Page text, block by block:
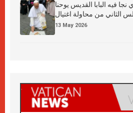
نجا فيه البابا القديس يوحنا
الثاني من محاولة اغتيال
13 May 2026